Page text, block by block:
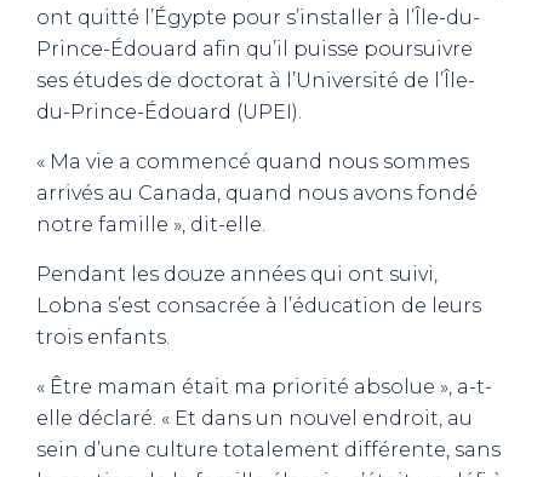
ont quitté l’Égypte pour s’installer à l’Île-du-
Prince-Édouard afin qu’il puisse poursuivre
ses études de doctorat à l’Université de l’Île-
du-Prince-Édouard (UPEI).
« Ma vie a commencé quand nous sommes
arrivés au Canada, quand nous avons fondé
notre famille », dit-elle.
Pendant les douze années qui ont suivi,
Lobna s’est consacrée à l’éducation de leurs
trois enfants.
« Être maman était ma priorité absolue », a-t-
elle déclaré. « Et dans un nouvel endroit, au
sein d’une culture totalement différente, sans